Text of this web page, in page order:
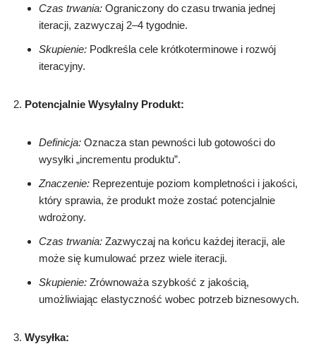
Czas trwania: Ograniczony do czasu trwania jednej
iteracji, zazwyczaj 2–4 tygodnie.
Skupienie: Podkreśla cele krótkoterminowe i rozwój
iteracyjny.
Potencjalnie Wysyłalny Produkt:
Definicja: Oznacza stan pewności lub gotowości do
wysyłki „incrementu produktu”.
Znaczenie: Reprezentuje poziom kompletności i jakości,
który sprawia, że produkt może zostać potencjalnie
wdrożony.
Czas trwania: Zazwyczaj na końcu każdej iteracji, ale
może się kumulować przez wiele iteracji.
Skupienie: Zrównoważa szybkość z jakością,
umożliwiając elastyczność wobec potrzeb biznesowych.
Wysyłka: